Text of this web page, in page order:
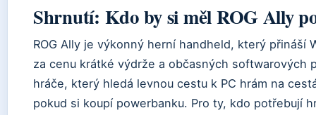
Shrnutí: Kdo by si měl ROG Ally
ROG Ally je výkonný herní handheld, který přináší
za cenu krátké výdrže a občasných softwarových
hráče, který hledá levnou cestu k PC hrám na
pokud si koupí powerbanku. Pro ty, kdo potřebují